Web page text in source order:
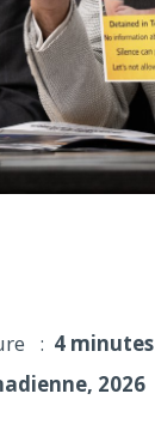
: 4 minutes
2026